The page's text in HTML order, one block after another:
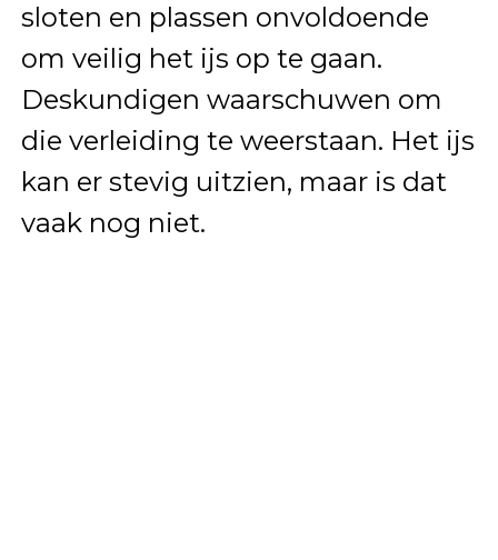
sloten en plassen onvoldoende
om veilig het ijs op te gaan.
Deskundigen waarschuwen om
die verleiding te weerstaan. Het ijs
kan er stevig uitzien, maar is dat
vaak nog niet.